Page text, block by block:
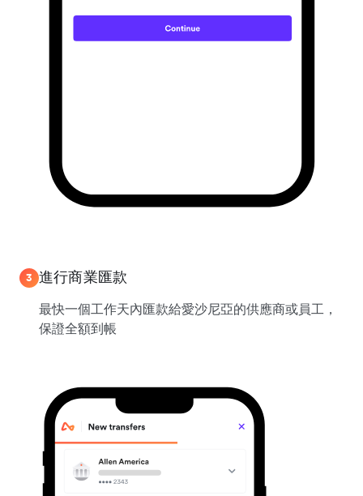
3 進行商業匯款
最快一個工作天內匯款給愛沙尼亞的供應商或員工，
保證全額到帳